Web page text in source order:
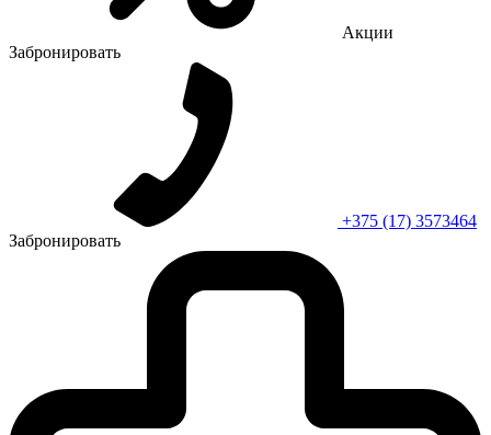
Акции
Забронировать
+375 (17) 3573464
Забронировать